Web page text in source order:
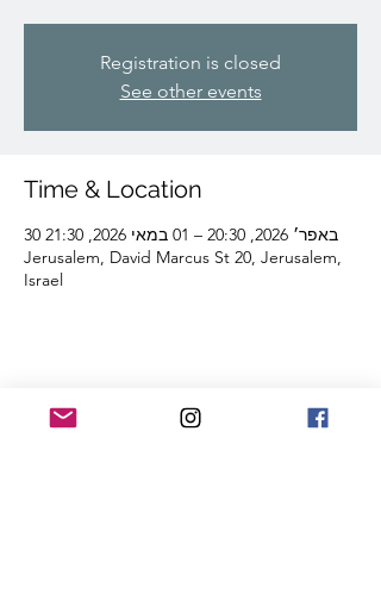
Registration is closed
See other events
Time & Location
30 באפר׳ 2026, 20:30 – 01 במאי 2026, 21:30
Jerusalem, David Marcus St 20, Jerusalem,
Israel
Share this event